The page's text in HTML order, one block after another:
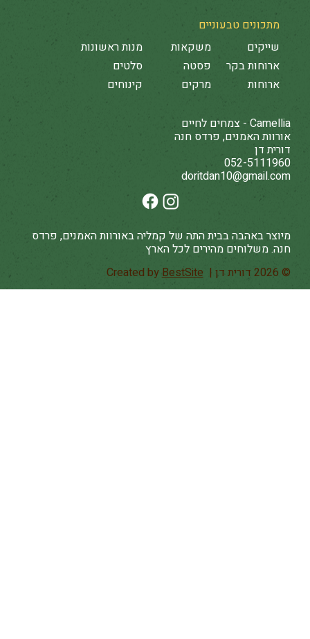
מתכונים טבעוניים
שייקים
משקאות
מנות ראשונות
ארוחות בקר
פסטה
סלטים
ארוחות
מרקים קינוחים
Camellia - צמחים לחיים
אורוות האמנים, פרדס חנה
דורית דן
052-5111960
doritdan10@gmail.com
מיוצר באהבה בבית התה של קמליה באורוות האמנים, פרדס
חנה. משלוחים מהירים לכל הארץ
© 2026 דורית דן | Created by
BestSite